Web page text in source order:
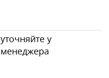
уточняйте у
менеджера